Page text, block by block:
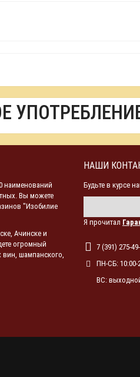
наименований
Вы можете
"Изобилие
Ачинске и
огромный
вин, шампанского,
НАШИ
Будьте в курсе
Я прочитал
7 (391) 275-
ПН-СБ: 10:00-
ВС: